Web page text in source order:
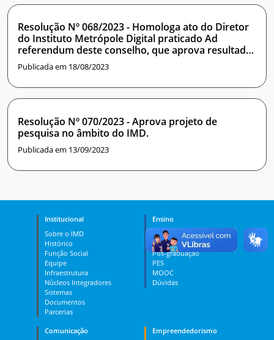
Resolução Nº 068/2023 - Homologa ato do Diretor
do Instituto Metrópole Digital praticado Ad
referendum deste conselho, que aprova resultado
do processo seletivo para professor substituto
Publicada em 18/08/2023
Resolução Nº 070/2023 - Aprova projeto de
pesquisa no âmbito do IMD.
Publicada em 13/09/2023
Institucional
Sobre o IMD
Histórico
Função Social
Equipe
Infraestrutura
Núcleos Integradores
Sistemas
Documentos
Parcerias
Ensino
Curso Técnico
Graduação
Pós-graduação
PES
MOOC
Dúvidas
Comunicação
Empreendedorismo